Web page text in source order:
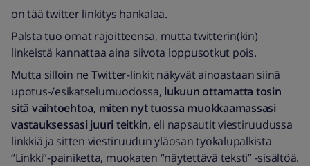
on tää twitter linkitys hankalaa.
Palsta tuo omat rajoitteensa, mutta twitterin(kin)
linkeistä kannattaa aina siivota loppusotkut pois.
Mutta silloin ne Twitter-linkit näkyvät ainoastaan siinä
upotus-/esikatselumuodossa, lukuun ottamatta tosin
sitä vaihtoehtoa, miten nyt tuossa muokkaamassasi
vastauksessasi juuri teitkin, eli napsautit viestiruudussa
linkkiä ja sitten viestiruudun yläosan työkalupalkista
“Linkki”-painiketta, muokaten “näytettävä teksti” -sisältöä.